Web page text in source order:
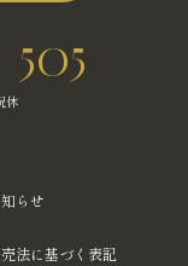
休
らせ
法に基づく表記